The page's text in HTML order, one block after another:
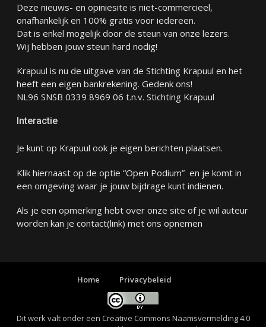
Deze nieuws- en opiniesite is niet-commercieel,
onafhankelijk en 100% gratis voor iedereen.
Dat is enkel mogelijk door de steun van onze lezers.
Wij hebben jouw steun hard nodig!
Krapuul is nu de uitgave van de Stichting Krapuul en het
heeft een eigen bankrekening. Gedenk ons!
NL96 SNSB 0339 8969 06 t.n.v. Stichting Krapuul
Interactie
Je kunt op Krapuul ook je eigen berichten plaatsen.
Klik hiernaast op de optie “Open Podium” en je komt in
een omgeving waar je jouw bijdrage kunt indienen.
Als je een opmerking hebt over onze site of je wil auteur
worden kan je contact(link) met ons opnemen
Home Privacybeleid
Dit werk valt onder een Creative Commons Naamsvermelding 4.0